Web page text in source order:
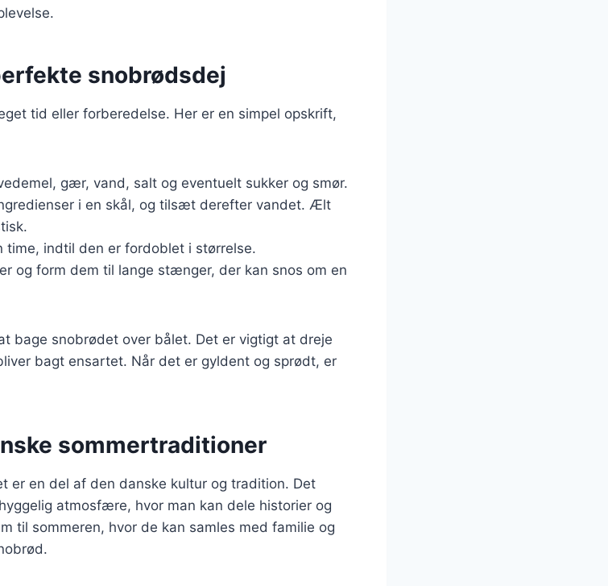
snobrødsdej
tid eller forberedelse. Her er en simpel opskrift,
gær, vand, salt og eventuelt sukker og smør.
i en skål, og tilsæt derefter vandet. Ælt
time, indtil den er fordoblet i størrelse.
og form dem til lange stænger, der kan snos om en
bage snobrødet over bålet. Det er vigtigt at dreje
bagt ensartet. Når det er gyldent og sprødt, er
sommertraditioner
er en del af den danske kultur og tradition. Det
atmosfære, hvor man kan dele historier og
til sommeren, hvor de kan samles med familie og